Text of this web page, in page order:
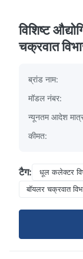
विशिष्ट
चक्रवात
ब्रांड नाम:
मॉडल नंबर:
न्यूनतम आदेश
कीमत:
टैग: धूल कलेक्टर
बॉयलर चक्रवात